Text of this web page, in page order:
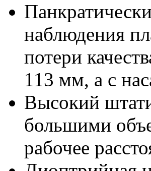
наблюдения
потери
113 мм, а с
Высокий
большими
рабочее